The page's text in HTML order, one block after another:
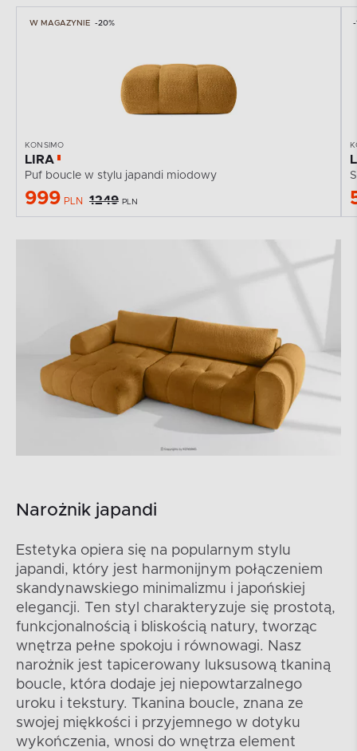
W MAGAZYNIE -20%
KONSIMO
LIRA
Puf boucle w stylu japandi miodowy
999 PLN 1249 PLN
-
Narożnik japandi
Estetyka opiera się na popularnym stylu
japandi, który jest harmonijnym połączeniem
skandynawskiego minimalizmu i japońskiej
elegancji. Ten styl charakteryzuje się prostotą,
funkcjonalnością i bliskością natury, tworząc
wnętrza pełne spokoju i równowagi. Nasz
narożnik jest tapicerowany luksusową tkaniną
boucle, która dodaje jej niepowtarzalnego
uroku i tekstury. Tkanina boucle, znana ze
swojej miękkości i przyjemnego w dotyku
wykończenia, wnosi do wnętrza element